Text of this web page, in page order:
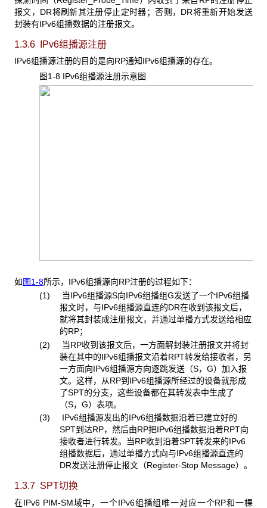
报文，DR将刷新其注册停止定时器；否则，DR将重新开始发送
封装有IPv6组播数据的注册报文。
1.3.6 IPv6组播源注册
IPv6组播源注册的目的是向RP通知IPv6组播源的存在。
图1-8 IPv6组播源注册示意图
如图1-8所示，IPv6组播源向RP注册的过程如下：
(1) 当IPv6组播源S向IPv6组播组G发送了一个IPv6组播
报文时，与IPv6组播源直连的DR在收到该报文后，
就将其封装成注册报文，并通过单播方式发送给相应
的RP；
(2) 当RP收到该报文后，一方面解封装注册报文并将封
装在其中的IPv6组播报文沿着RPT转发给接收者，另
一方面向IPv6组播源方向逐跳发送（S，G）加入报
文。这样，从RP到IPv6组播源所经过的设备就形成
了SPT的分支，这些设备都在其转发表中生成了
（S，G）表项。
(3) IPv6组播源发出的IPv6组播数据沿着已建立好的
SPT到达RP，然后由RP把IPv6组播数据沿着RPT向
接收者进行转发。当RP收到沿着SPT转发来的IPv6
组播数据后，通过单播方式向与IPv6组播源直连的
DR发送注册停止报文（Register-Stop Message）。
1.3.7 SPT切换
在IPv6 PIM-SM域中，一个IPv6组播组唯一对应一个RP和一棵